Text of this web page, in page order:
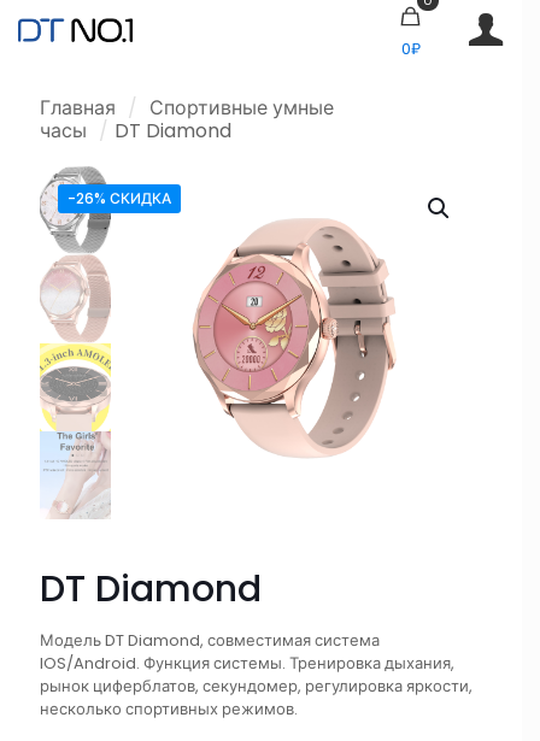
0₽
Главная / Спортивные умные
часы / DT Diamond
-26% СКИДКА
DT Diamond
Модель DT Diamond, совместимая система
IOS/Android. Функция системы. Тренировка дыхания,
рынок циферблатов, секундомер, регулировка яркости,
несколько спортивных режимов.